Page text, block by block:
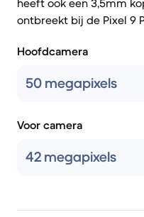
heeft ook een 3,5mm
ontbreekt bij de Pixel 9
Hoofdcamera
50 megapixels
Voor camera
42 megapixels